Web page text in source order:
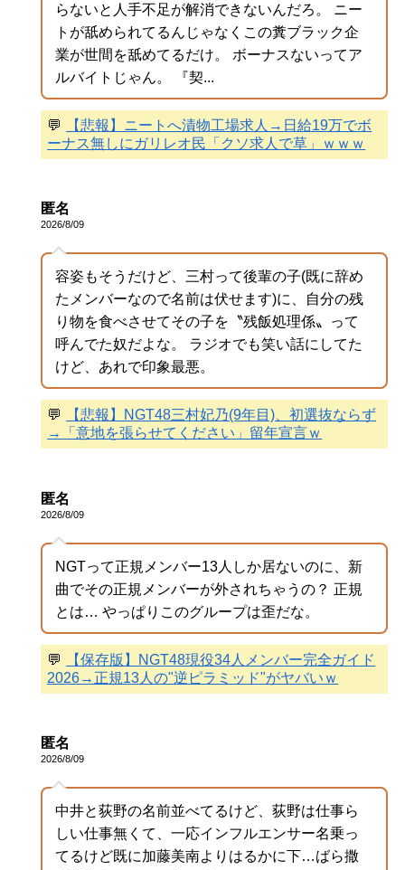
らないと人手不足が解消できないんだろ。 ニー
トが舐められてるんじゃなくこの糞ブラック企
業が世間を舐めてるだけ。 ボーナスないってア
ルバイトじゃん。 『契...
💬
【悲報】ニートへ漬物工場求人→日給19万でボ
ーナス無しにガリレオ民「クソ求人で草」ｗｗｗ
匿名
2026/8/09
容姿もそうだけど、三村って後輩の子(既に辞め
たメンバーなので名前は伏せます)に、自分の残
り物を食べさせてその子を〝残飯処理係〟って
呼んでた奴だよな。 ラジオでも笑い話にしてた
けど、あれで印象最悪。
💬
【悲報】NGT48三村妃乃(9年目)、初選抜ならず
→「意地を張らせてください」留年宣言ｗ
匿名
2026/8/09
NGTって正規メンバー13人しか居ないのに、新
曲でその正規メンバーが外されちゃうの？ 正規
とは… やっぱりこのグループは歪だな。
💬
【保存版】NGT48現役34人メンバー完全ガイド
2026→正規13人の"逆ピラミッド"がヤバいｗ
匿名
2026/8/09
中井と荻野の名前並べてるけど、荻野は仕事ら
しい仕事無くて、一応インフルエンサー名乗っ
てるけど既に加藤美南よりはるかに下…ばら撒